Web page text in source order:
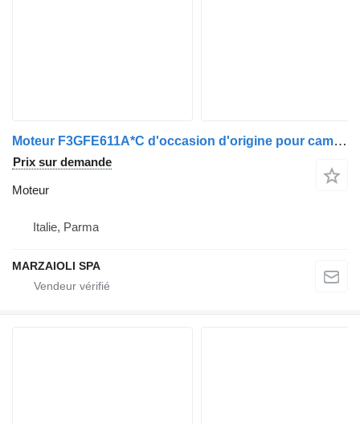
Moteur F3GFE611A*C d'occasion d'origine pour camion IVECO Stralis
Prix sur demande
Moteur
Italie, Parma
MARZAIOLI SPA